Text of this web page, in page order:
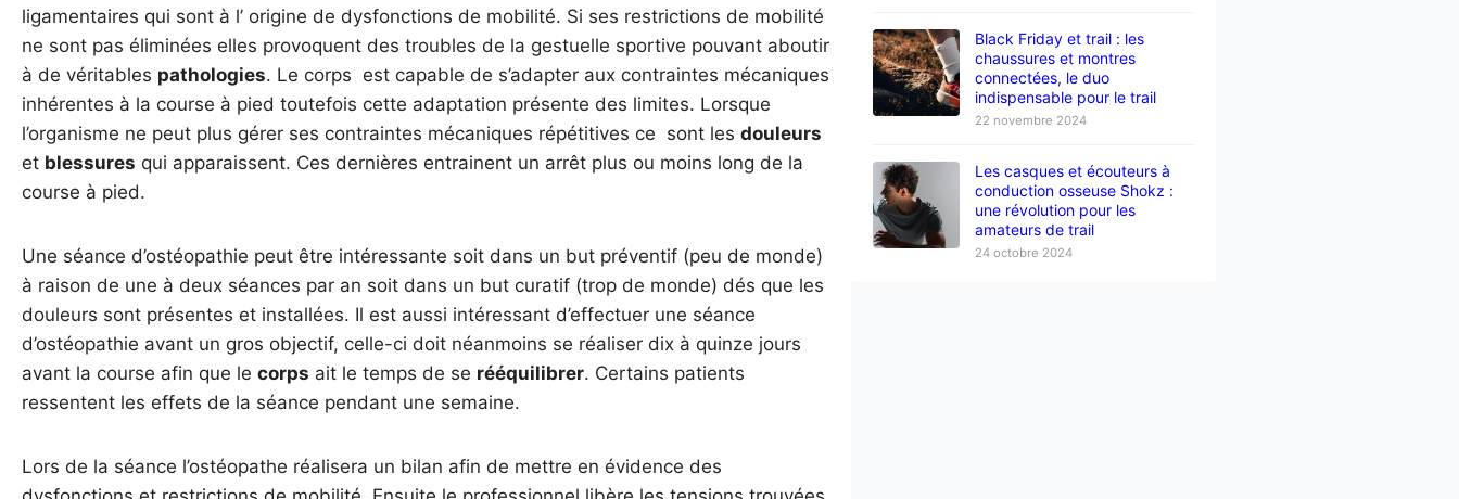
ligamentaires qui sont à l’ origine de dysfonctions de mobilité. Si ses restrictions de mobilité
ne sont pas éliminées elles provoquent des troubles de la gestuelle sportive pouvant aboutir
à de véritables pathologies. Le corps est capable de s’adapter aux contraintes mécaniques
inhérentes à la course à pied toutefois cette adaptation présente des limites. Lorsque
l’organisme ne peut plus gérer ses contraintes mécaniques répétitives ce sont les douleurs
et blessures qui apparaissent. Ces dernières entrainent un arrêt plus ou moins long de la
course à pied.
Une séance d’ostéopathie peut être intéressante soit dans un but préventif (peu de monde)
à raison de une à deux séances par an soit dans un but curatif (trop de monde) dés que les
douleurs sont présentes et installées. Il est aussi intéressant d’effectuer une séance
d’ostéopathie avant un gros objectif, celle-ci doit néanmoins se réaliser dix à quinze jours
avant la course afin que le corps ait le temps de se rééquilibrer. Certains patients
ressentent les effets de la séance pendant une semaine.
Lors de la séance l’ostéopathe réalisera un bilan afin de mettre en évidence des
Black Friday et trail : les
chaussures et montres
connectées, le duo
indispensable pour le trail
22 novembre 2024
Les casques et écouteurs à
conduction osseuse Shokz :
une révolution pour les
amateurs de trail
24 octobre 2024